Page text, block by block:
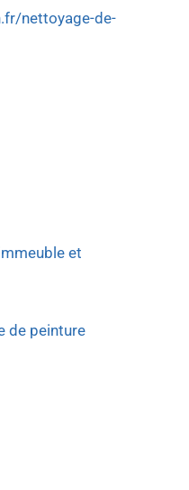
nettoyage-de-
et
de peinture